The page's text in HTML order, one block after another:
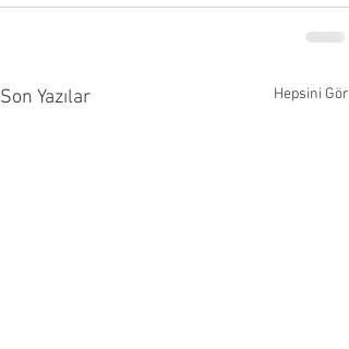
Son Yazılar Hepsini Gör